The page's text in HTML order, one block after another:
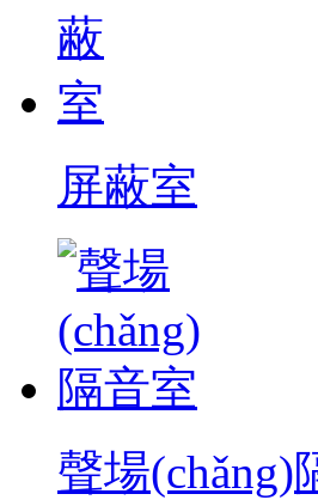
屏蔽室
聲場(chǎng)